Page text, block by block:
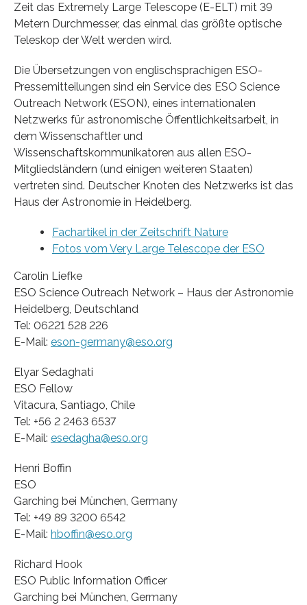
Zeit das Extremely Large Telescope (E-ELT) mit 39
Metern Durchmesser, das einmal das größte optische
Teleskop der Welt werden wird.
Die Übersetzungen von englischsprachigen ESO-
Pressemitteilungen sind ein Service des ESO Science
Outreach Network (ESON), eines internationalen
Netzwerks für astronomische Öffentlichkeitsarbeit, in
dem Wissenschaftler und
Wissenschaftskommunikatoren aus allen ESO-
Mitgliedsländern (und einigen weiteren Staaten)
vertreten sind. Deutscher Knoten des Netzwerks ist das
Haus der Astronomie in Heidelberg.
Fachartikel in der Zeitschrift Nature
Fotos vom Very Large Telescope der ESO
Carolin Liefke
ESO Science Outreach Network – Haus der Astronomie
Heidelberg, Deutschland
Tel: 06221 528 226
E-Mail: eson-germany@eso.org
Elyar Sedaghati
ESO Fellow
Vitacura, Santiago, Chile
Tel: +56 2 2463 6537
E-Mail: esedagha@eso.org
Henri Boffin
ESO
Garching bei München, Germany
Tel: +49 89 3200 6542
E-Mail: hboffin@eso.org
Richard Hook
ESO Public Information Officer
Garching bei München, Germany